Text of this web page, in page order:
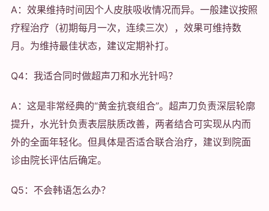
A：效果维持时间因个人皮肤吸收情况而异。一般建议按照
疗程治疗（初期每月一次，连续三次），效果可维持数
月。为维持最佳状态，建议定期补打。
Q4：我适合同时做超声刀和水光针吗？
A：这是非常经典的“黄金抗衰组合”。超声刀负责深层轮廓
提升，水光针负责表层肤质改善，两者结合可实现从内而
外的全面年轻化。但具体是否适合联合治疗，建议到院面
诊由院长评估后确定。
Q5：不会韩语怎么办？